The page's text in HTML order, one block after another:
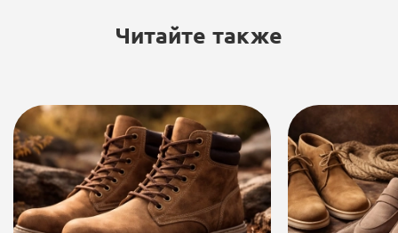
Читайте также